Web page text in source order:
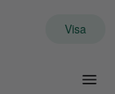
Visa